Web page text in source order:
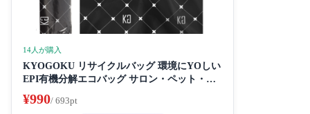
14人が購入
KYOGOKU リサイクルバッグ 環境にYOしい
EPI有機分解エコバッグ サロン・ペット・家
庭用に最适な高度デザイン
¥990/ 693pt